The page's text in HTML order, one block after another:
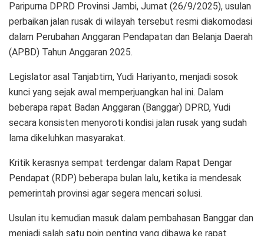
Paripurna DPRD Provinsi Jambi, Jumat (26/9/2025), usulan
perbaikan jalan rusak di wilayah tersebut resmi diakomodasi
dalam Perubahan Anggaran Pendapatan dan Belanja Daerah
(APBD) Tahun Anggaran 2025.
Legislator asal Tanjabtim, Yudi Hariyanto, menjadi sosok
kunci yang sejak awal memperjuangkan hal ini. Dalam
beberapa rapat Badan Anggaran (Banggar) DPRD, Yudi
secara konsisten menyoroti kondisi jalan rusak yang sudah
lama dikeluhkan masyarakat.
Kritik kerasnya sempat terdengar dalam Rapat Dengar
Pendapat (RDP) beberapa bulan lalu, ketika ia mendesak
pemerintah provinsi agar segera mencari solusi.
Usulan itu kemudian masuk dalam pembahasan Banggar dan
menjadi salah satu poin penting yang dibawa ke rapat